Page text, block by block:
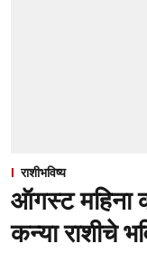
राशीभविष्य
ऑगस्ट महिना
कन्या राशीचे